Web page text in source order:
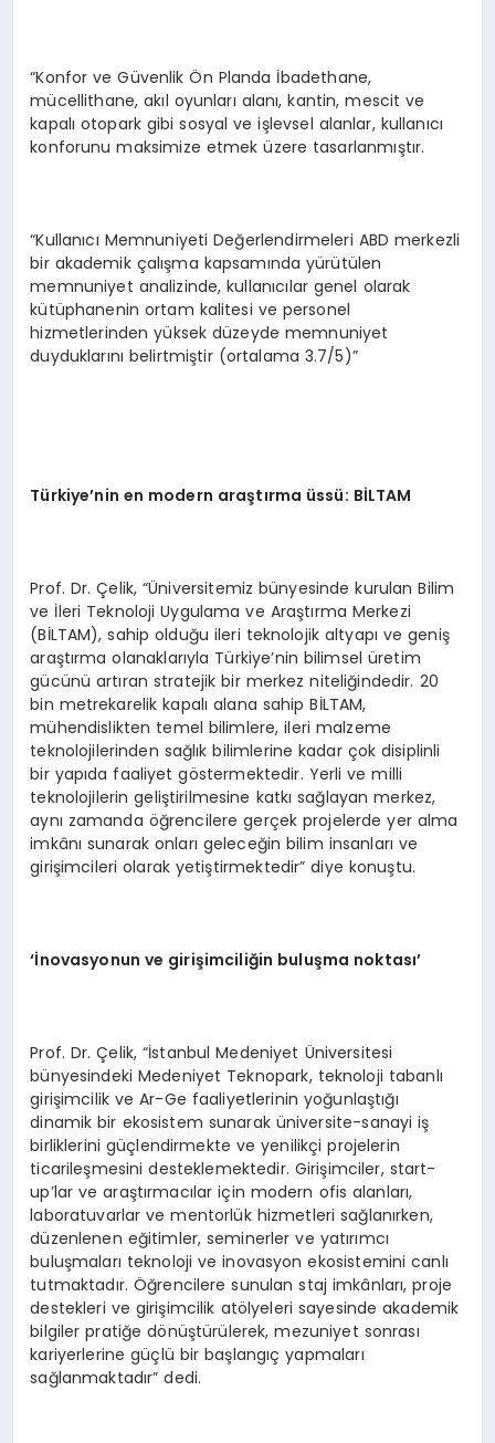
“Konfor ve Güvenlik Ön Planda İbadethane,
mücellithane, akıl oyunları alanı, kantin, mescit ve
kapalı otopark gibi sosyal ve işlevsel alanlar, kullanıcı
konforunu maksimize etmek üzere tasarlanmıştır.
“Kullanıcı Memnuniyeti Değerlendirmeleri ABD merkezli
bir akademik çalışma kapsamında yürütülen
memnuniyet analizinde, kullanıcılar genel olarak
kütüphanenin ortam kalitesi ve personel
hizmetlerinden yüksek düzeyde memnuniyet
duyduklarını belirtmiştir (ortalama 3.7/5)”
Türkiye’nin en modern araştırma üssü: BİLTAM
Prof. Dr. Çelik, “Üniversitemiz bünyesinde kurulan Bilim
ve İleri Teknoloji Uygulama ve Araştırma Merkezi
(BİLTAM), sahip olduğu ileri teknolojik altyapı ve geniş
araştırma olanaklarıyla Türkiye’nin bilimsel üretim
gücünü artıran stratejik bir merkez niteliğindedir. 20
bin metrekarelik kapalı alana sahip BİLTAM,
mühendislikten temel bilimlere, ileri malzeme
teknolojilerinden sağlık bilimlerine kadar çok disiplinli
bir yapıda faaliyet göstermektedir. Yerli ve milli
teknolojilerin geliştirilmesine katkı sağlayan merkez,
aynı zamanda öğrencilere gerçek projelerde yer alma
imkânı sunarak onları geleceğin bilim insanları ve
girişimcileri olarak yetiştirmektedir” diye konuştu.
‘İnovasyonun ve girişimciliğin buluşma noktası’
Prof. Dr. Çelik, “İstanbul Medeniyet Üniversitesi
bünyesindeki Medeniyet Teknopark, teknoloji tabanlı
girişimcilik ve Ar-Ge faaliyetlerinin yoğunlaştığı
dinamik bir ekosistem sunarak üniversite-sanayi iş
birliklerini güçlendirmekte ve yenilikçi projelerin
ticarileşmesini desteklemektedir. Girişimciler, start-
up’lar ve araştırmacılar için modern ofis alanları,
laboratuvarlar ve mentorlük hizmetleri sağlanırken,
düzenlenen eğitimler, seminerler ve yatırımcı
buluşmaları teknoloji ve inovasyon ekosistemini canlı
tutmaktadır. Öğrencilere sunulan staj imkânları, proje
destekleri ve girişimcilik atölyeleri sayesinde akademik
bilgiler pratiğe dönüştürülerek, mezuniyet sonrası
kariyerlerine güçlü bir başlangıç yapmaları
sağlanmaktadır” dedi.